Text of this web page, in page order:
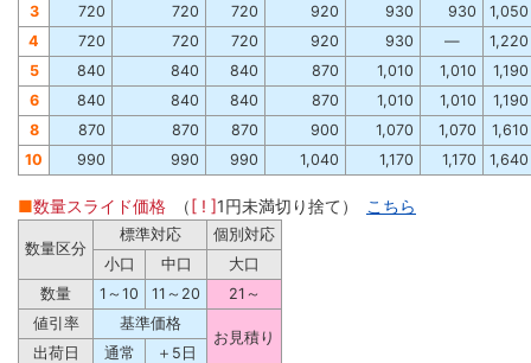
3
720 720 720 920 930 930
1,050
4
720 720 720 920 930 ―
1,220
5
840 840 840 870 1,010 1,010
1,190
6
840 840 840 870 1,010 1,010
1,190
8
870 870 870 900 1,070 1,070
1,610
10
990 990 990 1,040 1,170 1,170 1,640
■数量スライド価格 （[ ! ]1円未満切り捨て） こちら
数量区分
標準対応
個別対応
小口
中口
大口
数量
1～10 11～20
21～
値引率
基準価格
お見積り
出荷日
通常 ＋5日